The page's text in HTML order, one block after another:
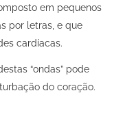
em pequenos
por letras, e que
cardíacas.
“ondas” pode
do coração.